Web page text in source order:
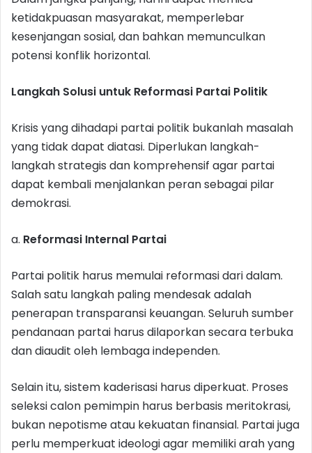
ketidakpuasan masyarakat, memperlebar
kesenjangan sosial, dan bahkan memunculkan
potensi konflik horizontal.
Langkah Solusi untuk Reformasi Partai Politik
Krisis yang dihadapi partai politik bukanlah masalah
yang tidak dapat diatasi. Diperlukan langkah-
langkah strategis dan komprehensif agar partai
dapat kembali menjalankan peran sebagai pilar
demokrasi.
a. Reformasi Internal Partai
Partai politik harus memulai reformasi dari dalam.
Salah satu langkah paling mendesak adalah
penerapan transparansi keuangan. Seluruh sumber
pendanaan partai harus dilaporkan secara terbuka
dan diaudit oleh lembaga independen.
Selain itu, sistem kaderisasi harus diperkuat. Proses
seleksi calon pemimpin harus berbasis meritokrasi,
bukan nepotisme atau kekuatan finansial. Partai juga
perlu memperkuat ideologi agar memiliki arah yang